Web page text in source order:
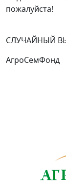
пожалуйста!
СЛУЧАЙНЫЙ
АгроСемФонд